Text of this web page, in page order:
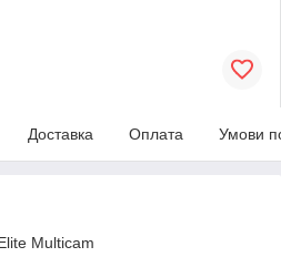
Доставка Оплата Умови
Multicam